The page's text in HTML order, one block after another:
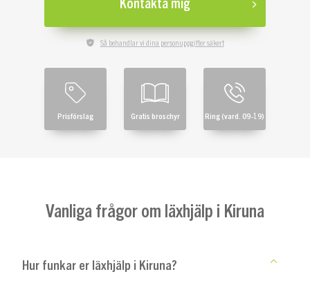
Kontakta mig
Så behandlar vi dina personuppgifter säkert
Prisförslag Gratis broschyr Ring (vard. 09-19)
Vanliga frågor om läxhjälp i Kiruna
Hur funkar er läxhjälp i Kiruna?